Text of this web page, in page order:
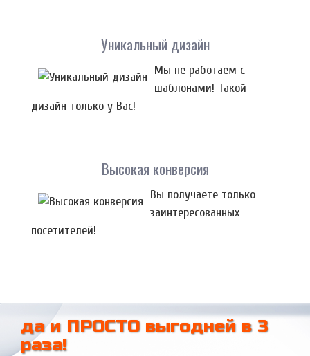
Уникальный дизайн
Мы не работаем с
шаблонами! Такой
дизайн только у Вас!
Высокая конверсия
Вы получаете только
заинтересованных
посетителей!
да и ПРОСТО выгодней в 3
раза!